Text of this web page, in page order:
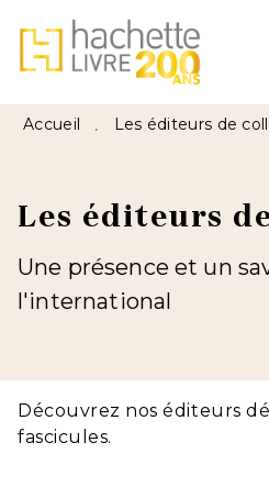
MENU RECHERCHE
PIED DE PAGE
Accueil • Les éditeurs de
Les éditeurs
Une présence et un
l'international
Découvrez nos éditeurs
fascicules.